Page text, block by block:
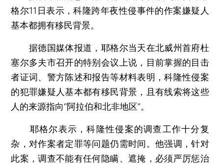
格尔11日表示，科隆跨年夜性侵事件的作案嫌疑人
基本都拥有移民背景。
据德国媒体报道，耶格尔当天在北威州首府杜
塞尔多夫市召开的特别会议上说，目前掌握的目击
者证词、警方陈述和报告等材料表明，科隆性侵案
的犯罪嫌疑人基本都有移民背景，且有线索将这些
人的来源指向“阿拉伯和北非地区”。
耶格尔表示，科隆性侵案的调查工作十分复
杂，对作案者定罪等问题仍需时间。他强调，针对
此案，调查不能有任何隐瞒、遮掩，必须严厉惩治